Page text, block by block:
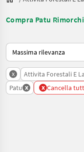
Compra Patu
Ecco come viene
x Attivita Forestali E
Patu x x Cancella